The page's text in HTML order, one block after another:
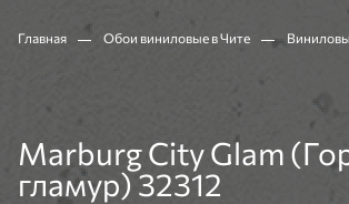
Главная Обои виниловые в Чите
Marburg City Glam
гламур) 32312